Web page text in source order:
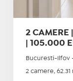
2 CAMERE
| 105.000
Bucuresti-Ilfov -
2 camere, 62.31